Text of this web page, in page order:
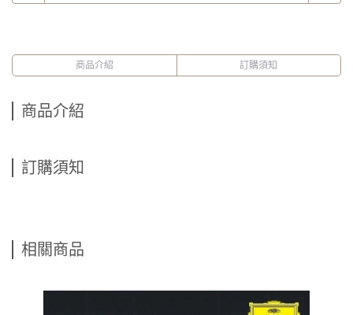
商品介紹 訂購須知
商品介紹
訂購須知
相關商品